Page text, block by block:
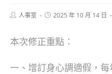
Post人事室
Post2025 年 10 月 14 日
本次修正重點：
一、增訂身心調適假，